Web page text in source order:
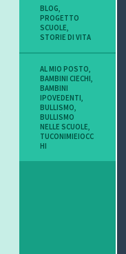
BLOG,
PROGETTO
SCUOLE,
STORIE DI VITA
AL MIO POSTO,
BAMBINI CIECHI,
BAMBINI
IPOVEDENTI,
BULLISMO,
BULLISMO
NELLE SCUOLE,
TUCONIMIEIOCC
HI